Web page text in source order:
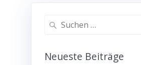
Suchen
Neueste Beiträge